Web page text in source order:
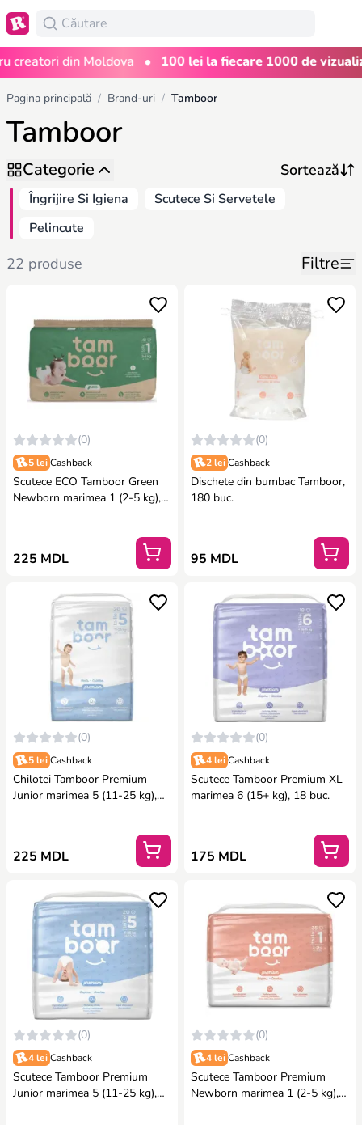
din Moldova • 100 lei la fiecare 1000 de vizualizări
Pagina principală / Brand-uri / Tamboor
Tamboor
Categorie
Îngrijire Si Igiena
Scutece Si Servetele
Pelincute
22 produse Filtre
(0)
5 lei Cashback
Scutece ECO Tamboor Green
Newborn marimea 1 (2-5 kg),
225 MDL
(0)
2 lei Cashback
Dischete din bumbac Tamboor,
180 buc.
95 MDL
(0)
5 lei Cashback
Chilotei Tamboor Premium
Junior marimea 5 (11-25 kg),
225 MDL
(0)
4 lei Cashback
Scutece Tamboor Premium XL
marimea 6 (15+ kg), 18 buc.
175 MDL
(0)
4 lei Cashback
Scutece Tamboor Premium
Junior marimea 5 (11-25 kg),
(0)
4 lei Cashback
Scutece Tamboor Premium
Newborn marimea 1 (2-5 kg),